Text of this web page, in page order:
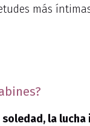
más
soledad, la